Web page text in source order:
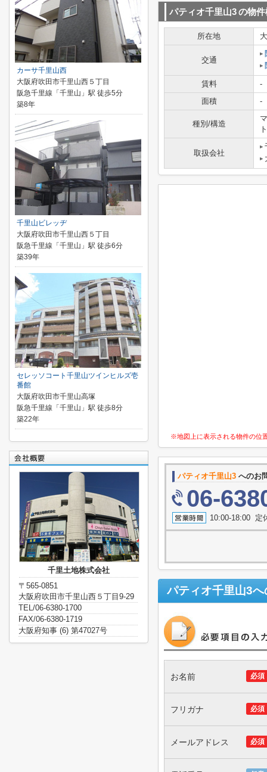
パティオ千里山3の物件
所在地
交通
賃料
-
面積
-
種別/構造
ト
取扱会社
※地図上に表示される物件の位
パティオ千里山3 へのお
06-
10:00-18:00 定
パティオ千里山3へ
必須
お名前
必須
フリガナ
必須
メールアドレス
カーサ千里山西
大阪府吹田市千里山西５丁目
阪急千里線「千里山」駅 徒歩5分
築8年
千里山ビレッヂ
大阪府吹田市千里山西５丁目
阪急千里線「千里山」駅 徒歩6分
築39年
セレッソコート千里山ツインヒルズ壱
番館
大阪府吹田市千里山高塚
阪急千里線「千里山」駅 徒歩8分
築22年
千里土地株式会社
〒565-0851
大阪府吹田市千里山西５丁目9-29
TEL/06-6380-1700
FAX/06-6380-1719
大阪府知事 (6) 第47027号